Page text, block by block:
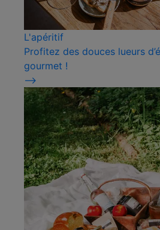
L'apéritif
Profitez des douces lueurs
gourmet !
⟶